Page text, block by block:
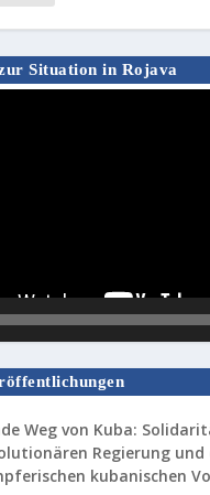
Situation in Rojava
Weg von Kuba:
Regierung und
kubanischen